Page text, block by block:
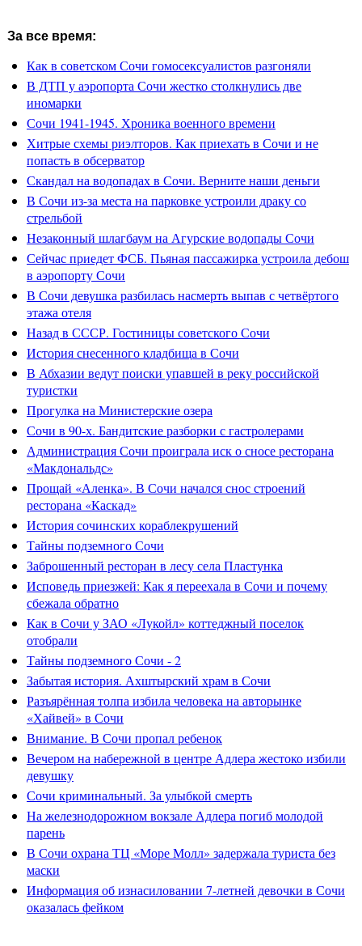
За все время:
Как в советском Сочи гомосексуалистов разгоняли
В ДТП у аэропорта Сочи жестко столкнулись две
иномарки
Сочи 1941-1945. Хроника военного времени
Хитрые схемы риэлторов. Как приехать в Сочи и не
попасть в обсерватор
Скандал на водопадах в Сочи. Верните наши деньги
В Сочи из-за места на парковке устроили драку со
стрельбой
Незаконный шлагбаум на Агурские водопады Сочи
Сейчас приедет ФСБ. Пьяная пассажирка устроила дебош
в аэропорту Сочи
В Сочи девушка разбилась насмерть выпав с четвёртого
этажа отеля
Назад в СССР. Гостиницы советского Сочи
История снесенного кладбища в Сочи
В Абхазии ведут поиски упавшей в реку российской
туристки
Прогулка на Министерские озера
Сочи в 90-х. Бандитские разборки с гастролерами
Администрация Сочи проиграла иск о сносе ресторана
«Макдональдс»
Прощай «Аленка». В Сочи начался снос строений
ресторана «Каскад»
История сочинских кораблекрушений
Тайны подземного Сочи
Заброшенный ресторан в лесу села Пластунка
Исповедь приезжей: Как я переехала в Сочи и почему
сбежала обратно
Как в Сочи у ЗАО «Лукойл» коттеджный поселок
отобрали
Тайны подземного Сочи - 2
Забытая история. Ахштырский храм в Сочи
Разъярённая толпа избила человека на авторынке
«Хайвей» в Сочи
Внимание. В Сочи пропал ребенок
Вечером на набережной в центре Адлера жестоко избили
девушку
Сочи криминальный. За улыбкой смерть
На железнодорожном вокзале Адлера погиб молодой
парень
В Сочи охрана ТЦ «Море Молл» задержала туриста без
маски
Информация об изнасиловании 7-летней девочки в Сочи
оказалась фейком